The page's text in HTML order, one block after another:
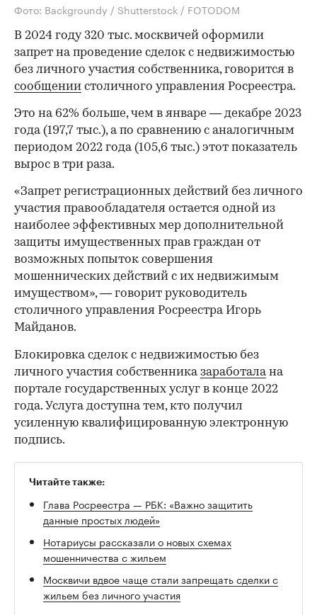
Фото: Backgroundy / Shutterstock / FOTODOM
В 2024 году 320 тыс. москвичей оформили
запрет на проведение сделок с недвижимостью
без личного участия собственника, говорится в
сообщении столичного управления Росреестра.
Это на 62% больше, чем в январе — декабре 2023
года (197,7 тыс.), а по сравнению с аналогичным
периодом 2022 года (105,6 тыс.) этот показатель
вырос в три раза.
«Запрет регистрационных действий без личного
участия правообладателя остается одной из
наиболее эффективных мер дополнительной
защиты имущественных прав граждан от
возможных попыток совершения
мошеннических действий с их недвижимым
имуществом», — говорит руководитель
столичного управления Росреестра Игорь
Майданов.
Блокировка сделок с недвижимостью без
личного участия собственниказаработалана
портале государственных услуг в конце 2022
года. Услуга доступна тем, кто получил
усиленную квалифицированную электронную
подпись.
Читайте также:
Глава Росреестра — РБК: «Важно защитить
данные простых людей»
Нотариусы рассказали о новых схемах
мошенничества с жильем
Москвичи вдвое чаще стали запрещать сделки с
жильем без личного участия